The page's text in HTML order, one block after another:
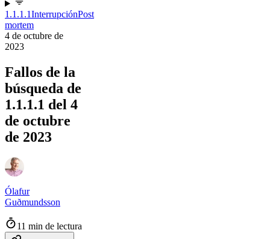
1.1.1.1InterrupciónPost
mortem
4 de octubre de
2023
Fallos de la
búsqueda de
1.1.1.1 del 4
de octubre
de 2023
Ólafur
Guðmundsson
11 min de lectura